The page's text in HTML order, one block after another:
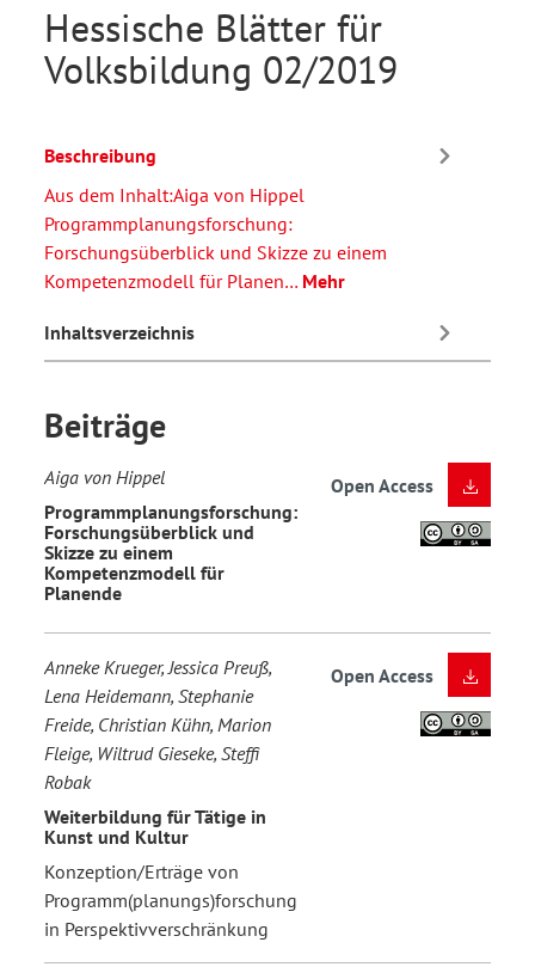
Hessische Blätter für
Volksbildung 02/2019
Beschreibung
Aus dem Inhalt:Aiga von Hippel
Programmplanungsforschung:
Forschungsüberblick und Skizze zu einem
Kompetenzmodell für Planen… Mehr
Inhaltsverzeichnis
Beiträge
Aiga von Hippel
Programmplanungsforschung:
Forschungsüberblick und
Skizze zu einem
Kompetenzmodell für
Planende
Open Access
Anneke Krueger, Jessica Preuß,
Lena Heidemann, Stephanie
Freide, Christian Kühn, Marion
Fleige, Wiltrud Gieseke, Steffi
Robak
Weiterbildung für Tätige in
Kunst und Kultur
Konzeption/Erträge von
Programm(planungs)forschung
in Perspektivverschränkung
Open Access